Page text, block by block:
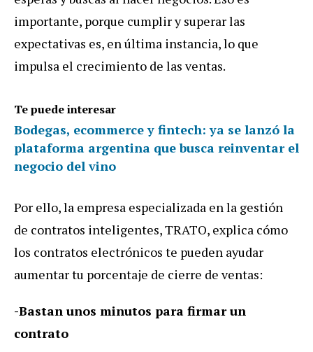
importante, porque cumplir y superar las
expectativas es, en última instancia, lo que
impulsa el crecimiento de las ventas.
Te puede interesar
Bodegas, ecommerce y fintech: ya se lanzó la
plataforma argentina que busca reinventar el
negocio del vino
Por ello, la empresa especializada en la gestión
de contratos inteligentes, TRATO, explica cómo
los contratos electrónicos te pueden ayudar
aumentar tu porcentaje de cierre de ventas:
-Bastan unos minutos para firmar un
contrato